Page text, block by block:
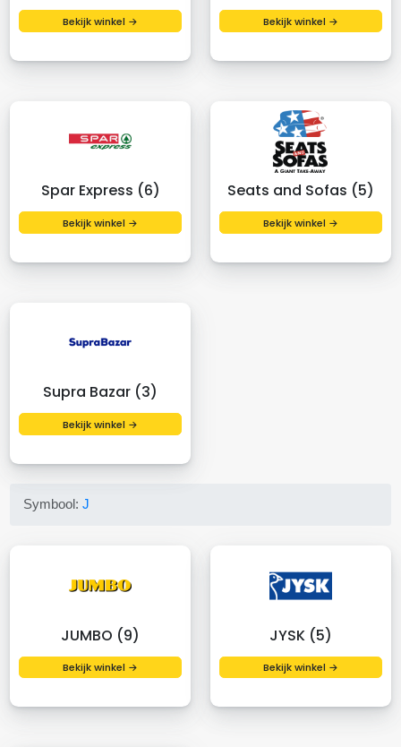
Bekijk winkel → Bekijk winkel →
Spar Express (6)
Bekijk winkel →
Seats and Sofas (5)
Bekijk winkel →
Supra Bazar (3)
Bekijk winkel →
Symbool:J
JUMBO (9)
Bekijk winkel →
JYSK (5)
Bekijk winkel →